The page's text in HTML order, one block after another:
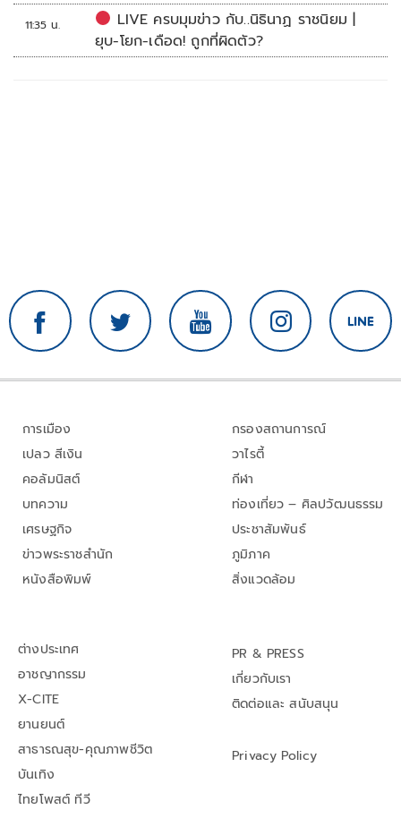
11:35 น.
LIVE ครบมุมข่าว กับ..นิธินาฏ ราชนิยม |
ยุบ-โยก-เดือด! ถูกที่ผิดตัว?
การเมือง
เปลว สีเงิน
คอลัมนิสต์
บทความ
เศรษฐกิจ
ข่าวพระราชสำนัก
หนังสือพิมพ์
กรองสถานการณ์
วาไรตี้
กีฬา
ท่องเที่ยว – ศิลปวัฒนธรรม
ประชาสัมพันธ์
ภูมิภาค
สิ่งแวดล้อม
ต่างประเทศ
อาชญากรรม
X-CITE
ยานยนต์
สาธารณสุข-คุณภาพชีวิต
บันเทิง
ไทยโพสต์ ทีวี
PR & PRESS
เกี่ยวกับเรา
ติดต่อและ สนับสนุน
Privacy Policy